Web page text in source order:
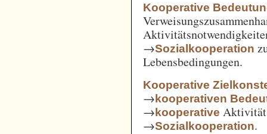
Kooperative
→Sozialkooperation
Lebensbedingungen.
Kooperative
→kooperativen
→kooperative
→Sozialkooperation.